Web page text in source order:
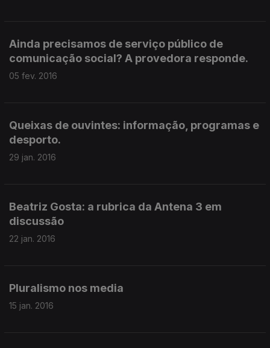
Ainda precisamos de serviço público de
comunicação social? A provedora responde.
05 fev. 2016
Queixas de ouvintes: informação, programas e
desporto.
29 jan. 2016
Beatriz Gosta: a rubrica da Antena 3 em
discussão
22 jan. 2016
Pluralismo nos media
15 jan. 2016